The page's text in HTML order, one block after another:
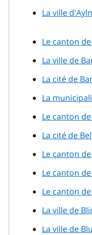
La ville
Le canton
La ville de
La cité de
La
Le canton
La cité de
Le canton
Le canton
Le canton
La ville de
La ville de